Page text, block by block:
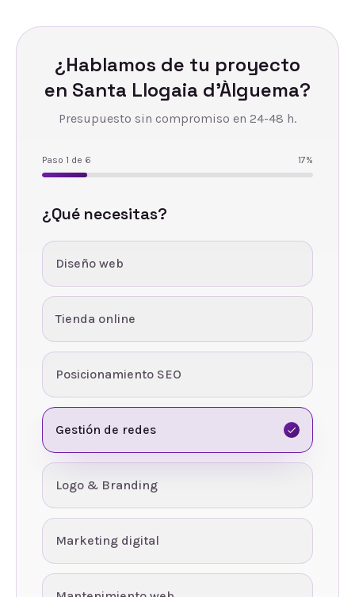
¿Hablamos de tu proyecto
en Santa Llogaia d'Àlguema?
Presupuesto sin compromiso en 24-48 h.
Paso 1 de 6 17%
¿Qué necesitas?
Diseño web
Tienda online
Posicionamiento SEO
Gestión de redes
Logo & Branding
Marketing digital